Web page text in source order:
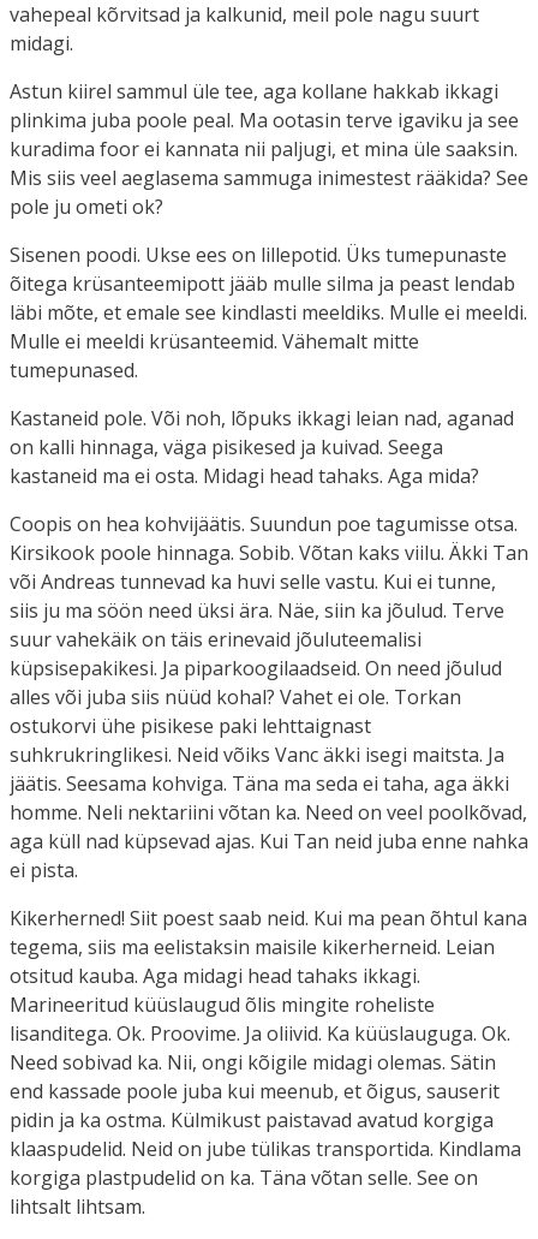
vahepeal kõrvitsad ja kalkunid, meil pole nagu suurt
midagi.
Astun kiirel sammul üle tee, aga kollane hakkab ikkagi
plinkima juba poole peal. Ma ootasin terve igaviku ja see
kuradima foor ei kannata nii paljugi, et mina üle saaksin.
Mis siis veel aeglasema sammuga inimestest rääkida? See
pole ju ometi ok?
Sisenen poodi. Ukse ees on lillepotid. Üks tumepunaste
õitega krüsanteemipott jääb mulle silma ja peast lendab
läbi mõte, et emale see kindlasti meeldiks. Mulle ei meeldi.
Mulle ei meeldi krüsanteemid. Vähemalt mitte
tumepunased.
Kastaneid pole. Või noh, lõpuks ikkagi leian nad, aganad
on kalli hinnaga, väga pisikesed ja kuivad. Seega
kastaneid ma ei osta. Midagi head tahaks. Aga mida?
Coopis on hea kohvijäätis. Suundun poe tagumisse otsa.
Kirsikook poole hinnaga. Sobib. Võtan kaks viilu. Äkki Tan
või Andreas tunnevad ka huvi selle vastu. Kui ei tunne,
siis ju ma söön need üksi ära. Näe, siin ka jõulud. Terve
suur vahekäik on täis erinevaid jõuluteemalisi
küpsisepakikesi. Ja piparkoogilaadseid. On need jõulud
alles või juba siis nüüd kohal? Vahet ei ole. Torkan
ostukorvi ühe pisikese paki lehttaignast
suhkrukringlikesi. Neid võiks Vanc äkki isegi maitsta. Ja
jäätis. Seesama kohviga. Täna ma seda ei taha, aga äkki
homme. Neli nektariini võtan ka. Need on veel poolkõvad,
aga küll nad küpsevad ajas. Kui Tan neid juba enne nahka
ei pista.
Kikerherned! Siit poest saab neid. Kui ma pean õhtul kana
tegema, siis ma eelistaksin maisile kikerherneid. Leian
otsitud kauba. Aga midagi head tahaks ikkagi.
Marineeritud küüslaugud õlis mingite roheliste
lisanditega. Ok. Proovime. Ja oliivid. Ka küüslauguga. Ok.
Need sobivad ka. Nii, ongi kõigile midagi olemas. Sätin
end kassade poole juba kui meenub, et õigus, sauserit
pidin ja ka ostma. Külmikust paistavad avatud korgiga
klaaspudelid. Neid on jube tülikas transportida. Kindlama
korgiga plastpudelid on ka. Täna võtan selle. See on
lihtsalt lihtsam.